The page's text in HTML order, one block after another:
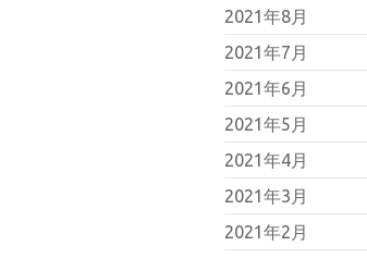
2021年8月
2021年7月
2021年6月
2021年5月
2021年4月
2021年3月
2021年2月